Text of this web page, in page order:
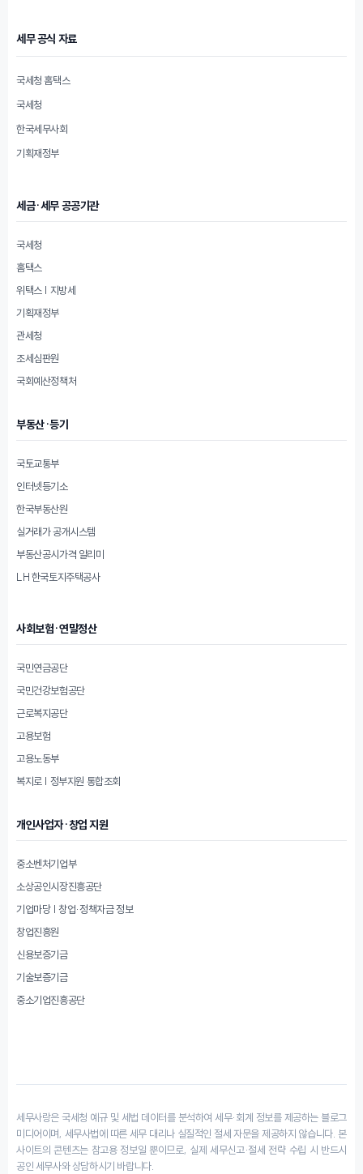
세무 공식 자료
국세청 홈택스
국세청
한국세무사회
기획재정부
세금·세무 공공기관
국세청
홈택스
위택스 | 지방세
기획재정부
관세청
조세심판원
국회예산정책처
부동산·등기
국토교통부
인터넷등기소
한국부동산원
실거래가 공개시스템
부동산공시가격 알리미
LH 한국토지주택공사
사회보험·연말정산
국민연금공단
국민건강보험공단
근로복지공단
고용보험
고용노동부
복지로 | 정부지원 통합조회
개인사업자·창업 지원
중소벤처기업부
소상공인시장진흥공단
기업마당 | 창업·정책자금 정보
창업진흥원
신용보증기금
기술보증기금
중소기업진흥공단
세무사랑은 국세청 예규 및 세법 데이터를 분석하여 세무·회계 정보를 제공하는 블로그
미디어이며, 세무사법에 따른 세무 대리나 실질적인 절세 자문을 제공하지 않습니다. 본
사이트의 콘텐츠는 참고용 정보일 뿐이므로, 실제 세무신고·절세 전략 수립 시 반드시
공인 세무사와 상담하시기 바랍니다.